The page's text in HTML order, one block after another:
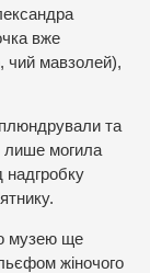
вже
чий мавзолей),
та
лише могила
надгробку
музею ще
жіночого